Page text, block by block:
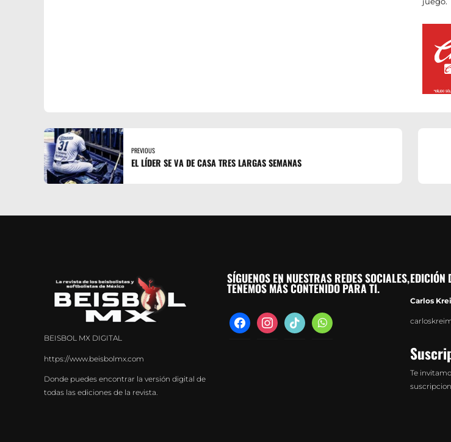
PREVIOUS
EL LÍDER SE VA DE CASA TRES LARGAS SEMANAS
BEISBOL MX DIGITAL
https://www.beisbolmx.com
Donde puedes encontrar la versión digital de
todas las ediciones de la revista.
SÍGUENOS EN NUESTRAS REDES SOCIALES,
TENEMOS MÁS CONTENIDO PARA TI.
facebookinstagramtiktok whatsapp
EDICIÓN
Carlos
Te